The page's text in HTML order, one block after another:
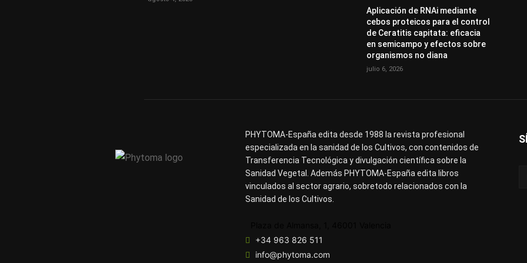
Aplicación de RNAi mediante
cebos proteicos para el control
de Ceratitis capitata: eficacia
en semicampo y efectos sobre
organismos no diana
julio 6, 2026
PHYTOMA-España edita desde 1988 la revista profesional
especializada en la sanidad de los Cultivos, con contenidos de
Transferencia Tecnológica y divulgación científica sobre la
Sanidad Vegetal. Además PHYTOMA-España edita libros
vinculados al sector agrario, sobretodo relacionados con la
Sanidad de los Cultivos.
+34 963 826 511
info@phytoma.com